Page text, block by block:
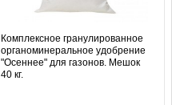
Комплексное гранулированное
органоминеральное удобрение
"Осеннее" для газонов. Мешок
40 кг.